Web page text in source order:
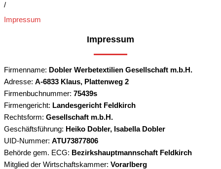
/
Impressum
Impressum
Firmenname: Dobler Werbetextilien Gesellschaft m.b.H.
Adresse: A-6833 Klaus, Plattenweg 2
Firmenbuchnummer: 75439s
Firmengericht: Landesgericht Feldkirch
Rechtsform: Gesellschaft m.b.H.
Geschäftsführung: Heiko Dobler, Isabella Dobler
UID-Nummer: ATU73877806
Behörde gem. ECG: Bezirkshauptmannschaft Feldkirch
Mitglied der Wirtschaftskammer: Vorarlberg